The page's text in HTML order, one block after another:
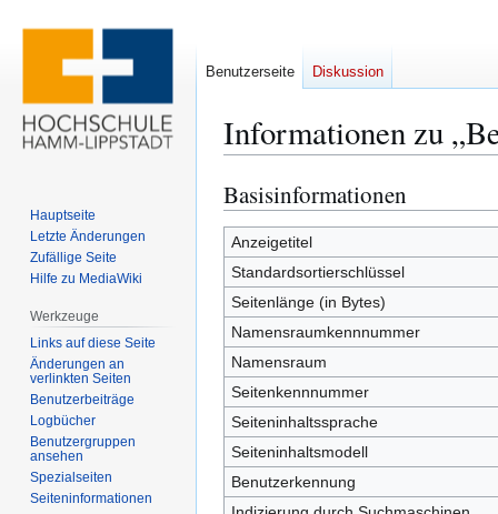
Informationen zu
Zur
Navigation
springen
Zur
Suche
springen
Basisinformationen
Anzeigetitel
Standardsortierschlüssel
Seitenlänge (in Bytes)
Namensraumkennnummer
Namensraum
Seitenkennnummer
Seiteninhaltssprache
Seiteninhaltsmodell
Benutzerkennung
Benutzerseite Diskussion
Hauptseite
Letzte Änderungen
Zufällige Seite
Hilfe zu MediaWiki
Werkzeuge
Links auf diese Seite
Änderungen an
verlinkten Seiten
Benutzerbeiträge
Logbücher
Benutzergruppen
ansehen
Spezialseiten
Seiten­­informationen